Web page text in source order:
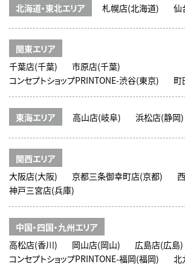
北海道・東北エリア 札幌店(北海道) 仙
関東エリア
千葉店(千葉)
市原店(千葉)
コンセプトショップPRINTONE-渋谷(東京)
町
東海エリア 高山店(岐阜) 浜松店(静岡)
関西エリア
大阪店(大阪)
京都三条御幸町店(京都)
神戸三宮店(兵庫)
中国・四国・九州エリア
高松店(香川)
岡山店(岡山)
広島店(広島)
コンセプトショップPRINTONE-福岡(福岡)
北